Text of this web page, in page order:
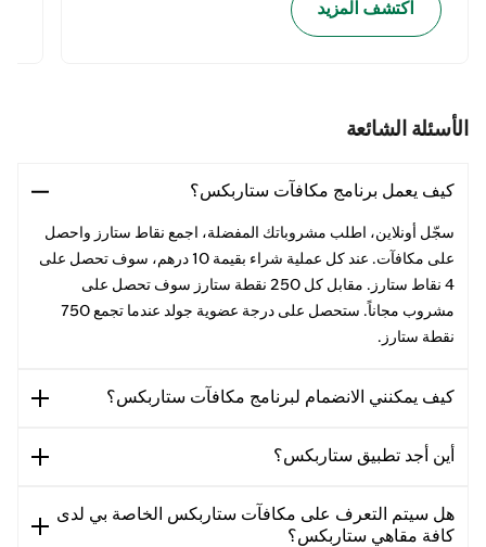
اكتشف المزيد
الأسئلة الشائعة
كيف يعمل برنامج مكافآت ستاربكس؟
سجّل أونلاين، اطلب مشروباتك المفضلة، اجمع نقاط ستارز واحصل
على مكافآت. عند كل عملية شراء بقيمة 10 درهم، سوف تحصل على
4 نقاط ستارز. مقابل كل 250 نقطة ستارز سوف تحصل على
مشروب مجاناً. ستحصل على درجة عضوية جولد عندما تجمع 750
نقطة ستارز.
كيف يمكنني الانضمام لبرنامج مكافآت ستاربكس؟
أين أجد تطبيق ستاربكس؟
هل سيتم التعرف على مكافآت ستاربكس الخاصة بي لدى
كافة مقاهي ستاربكس؟